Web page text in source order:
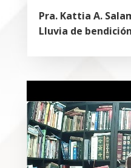
Pra. Kattia A.
Lluvia de